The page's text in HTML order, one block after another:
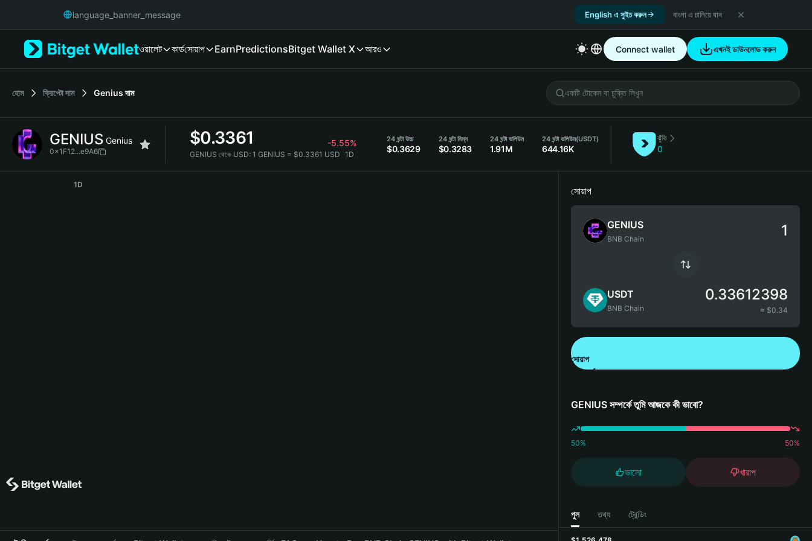
Русский
Italiano
简体中文
繁體中文
Bahasa Indonesia
language_banner_message English এ সুইচ করুন বাংলা এ চালিয়ে যান
ওয়ালেট কার্ডসোয়াপ EarnPredictionsBitget Wallet X আরও Connect wallet এখনই ডাউনলোড করুন
হোম ক্রিপ্টো দাম Genius দাম
GENIUS Genius
0x1F12...e9A6
$0.3361 -5.55%
GENIUS থেকে USD: 1 GENIUS = $0.3361 USD 1D
24 ঘন্টা উচ্চ
$0.3629
24 ঘন্টা নিম্ন
$0.3283
24 ঘন্টা ভলিউম
1.91M
24 ঘন্টা ভলিউম(USDT)
644.16K
ঝুঁকি
0
1D
সোয়াপ
GENIUS
BNB Chain
USDT
BNB Chain
0.33612398
≈ $0.34
সোয়াপ
GENIUS সম্পর্কে তুমি আজকে কী ভাবো?
50% 50%
ভালো খারাপ
পুল তথ্য ট্রেন্ডিং